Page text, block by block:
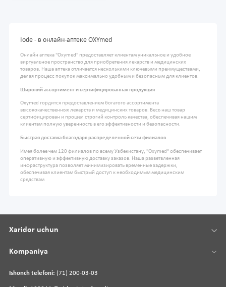
Iode - в онлайн-аптеке OXYmed
Онлайн аптека "Oxymed" предоставляет клиентам уникальное и удобное
виртуальное пространство для приобретения лекарств и медицинских
товаров. Наша аптека отличается несколькими ключевыми преимуществами,
делая процесс покупок максимально удобным и безопасным для клиентов.
Широкий ассортимент и сертифицированная продукция
Oxymed гордится предоставлением богатого ассортимента
высококачественных лекарств и медицинских товаров. Весь наш товар
сертифицирован и прошел строгий контроль качества, обеспечивая нашим
клиентам полную уверенность в его эффективности и безопасности.
Быстрая доставка благодаря распределенной сети филиалов
Имея более чем 120 филиалов по всему Узбекистану, "Oxymed" обеспечивает
оперативную и эффективную доставку заказов. Наша разветвленная
инфраструктура позволяет минимизировать временные задержки,
обеспечивая клиентам быстрый доступ к необходимым медицинским
средствам
Ishonch telefoni: (71) 200-03-03
Xaridor uchun
Kompaniya